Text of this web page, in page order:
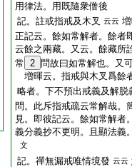
用律法。用既隨衆僧後
記。註或指戒及木叉 云云
正記云。餘如常解者。餘者
云餘之兩藏。又云。餘藏所
常 2 問故曰如常解也。又
増暉云。指戒與木叉爲餘
略者。下不預出戒義及解脱
問。此斥指戒疏云常解哉。
見。即彼記云。餘如常解者
義分義抄不更明。且顯法義
文
記。禪無漏戒唯情境發 云云